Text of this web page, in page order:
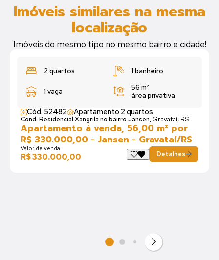
Imóveis similares na mesma
localização
Imóveis do mesmo tipo no mesmo bairro e cidade!
2 quartos 1 banheiro
1 vaga
56 m²
área privativa
Cód. 52482 Apartamento 2 quartos
Cond. Residencial Xangrila no bairro Jansen, Gravataí, RS
Apartamento à venda, 56,00 m² por
R$ 330.000,00 - Jansen - Gravataí/RS
Valor de venda
R$ 330.000,00 Detalhes